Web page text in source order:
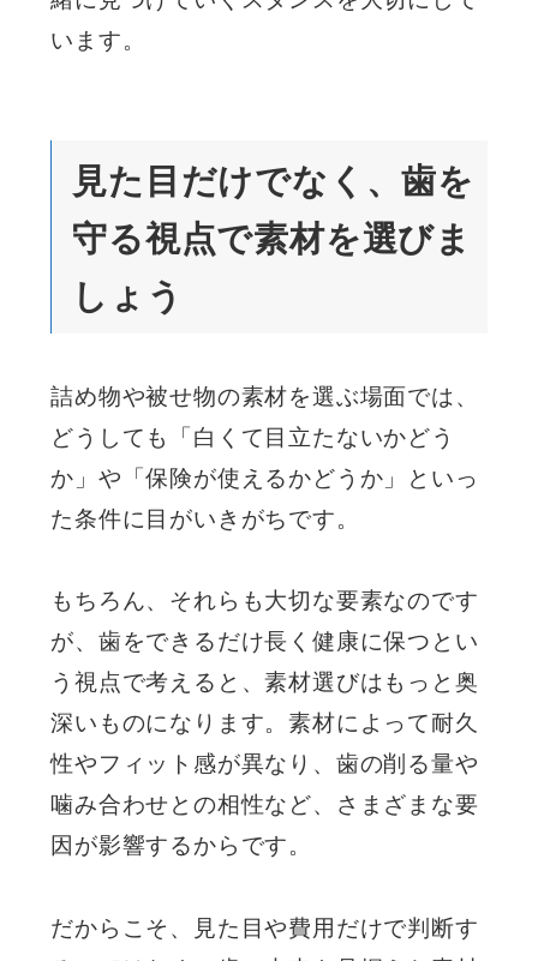
います。
見た目だけでなく、歯を
守る視点で素材を選びま
しょう
詰め物や被せ物の素材を選ぶ場面では、
どうしても「白くて目立たないかどう
か」や「保険が使えるかどうか」といっ
た条件に目がいきがちです。
もちろん、それらも大切な要素なのです
が、歯をできるだけ長く健康に保つとい
う視点で考えると、素材選びはもっと奥
深いものになります。素材によって耐久
性やフィット感が異なり、歯の削る量や
噛み合わせとの相性など、さまざまな要
因が影響するからです。
だからこそ、見た目や費用だけで判断す